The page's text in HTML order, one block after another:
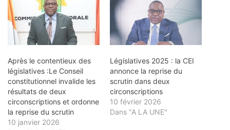
Après le contentieux des
législatives :Le Conseil
constitutionnel invalide les
résultats de deux
circonscriptions et ordonne
la reprise du scrutin
10 janvier 2026
Législatives 2025 : la CEI
annonce la reprise du
scrutin dans deux
circonscriptions
10 février 2026
Dans "A LA UNE"